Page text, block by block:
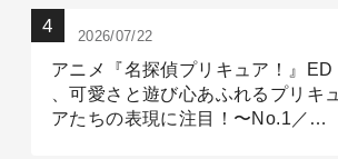
2026/07/22
アニメ『名探偵プリキュア！』ED
、可愛さと遊び心あふれるプリキュ
アたちの表現に注目！〜No.1／演